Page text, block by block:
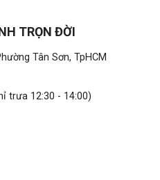
TRỌN ĐỜI
Tân Sơn, TpHCM
trưa 12:30 - 14:00)